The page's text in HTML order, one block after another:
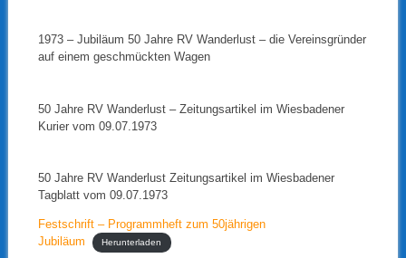
1973 – Jubiläum 50 Jahre RV Wanderlust – die Vereinsgründer
auf einem geschmückten Wagen
50 Jahre RV Wanderlust – Zeitungsartikel im Wiesbadener
Kurier vom 09.07.1973
50 Jahre RV Wanderlust Zeitungsartikel im Wiesbadener
Tagblatt vom 09.07.1973
Festschrift – Programmheft zum 50jährigen
Jubiläum
Herunterladen